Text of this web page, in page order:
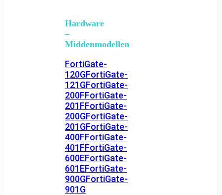
Hardware
–
Middenmodellen
FortiGate-
120GFortiGate-
121GFortiGate-
200FFortiGate-
201FFortiGate-
200GFortiGate-
201GFortiGate-
400FFortiGate-
401FFortiGate-
600EFortiGate-
601EFortiGate-
900GFortiGate-
901G